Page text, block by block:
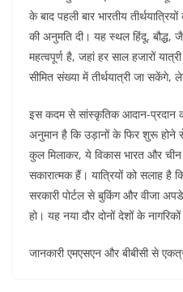
के बाद पहली बार भारतीय
की अनुमति दी। यह स्थल हिंदू, बौद्ध,
महत्वपूर्ण है, जहां हर साल हजारों
सीमित संख्या में तीर्थयात्री जा सकेंगे,
इस कदम से सांस्कृतिक आदान-प्रदान
अनुमान है कि उड़ानों के फिर शुरू होने
कुल मिलाकर, ये विकास भारत और
सकारात्मक हैं। यात्रियों को सलाह है
सरकारी पोर्टल से बुकिंग और वीजा
हो। यह नया दौर दोनों देशों के
जानकारी एमएसएन और बीबीसी से